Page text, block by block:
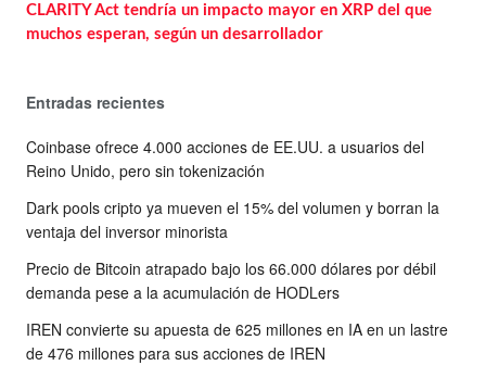
CLARITY Act tendría un impacto mayor en XRP del que
muchos esperan, según un desarrollador
Entradas recientes
Coinbase ofrece 4.000 acciones de EE.UU. a usuarios del
Reino Unido, pero sin tokenización
Dark pools cripto ya mueven el 15% del volumen y borran la
ventaja del inversor minorista
Precio de Bitcoin atrapado bajo los 66.000 dólares por débil
demanda pese a la acumulación de HODLers
IREN convierte su apuesta de 625 millones en IA en un lastre
de 476 millones para sus acciones de IREN